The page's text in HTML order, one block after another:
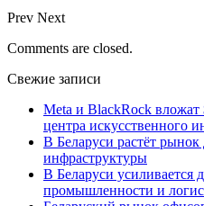
Prev Next
Comments are closed.
Свежие записи
Meta и BlackRock вложат
центра искусственного
В Беларуси растёт рынок
инфраструктуры
В Беларуси усиливается
промышленности и